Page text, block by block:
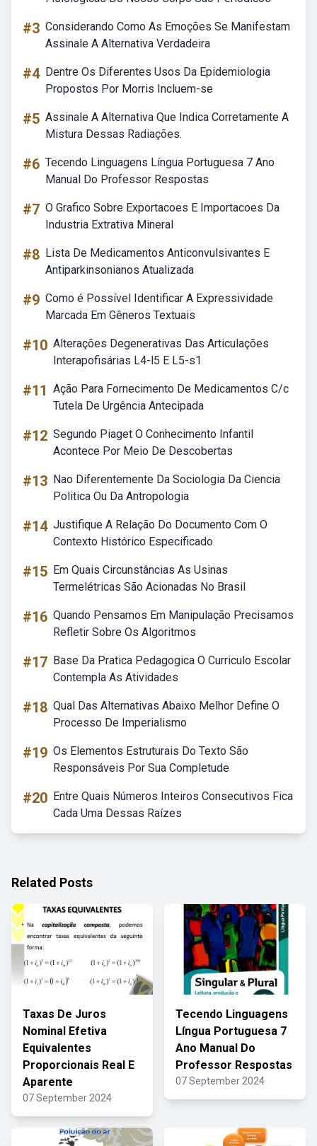
#3 Considerando Como As Emoções Se Manifestam
Assinale A Alternativa Verdadeira
#4 Dentre Os Diferentes Usos Da Epidemiologia
Propostos Por Morris Incluem-se
#5 Assinale A Alternativa Que Indica Corretamente A
Mistura Dessas Radiações.
#6 Tecendo Linguagens Língua Portuguesa 7 Ano
Manual Do Professor Respostas
#7 O Grafico Sobre Exportacoes E Importacoes Da
Industria Extrativa Mineral
#8 Lista De Medicamentos Anticonvulsivantes E
Antiparkinsonianos Atualizada
#9 Como é Possível Identificar A Expressividade
Marcada Em Gêneros Textuais
#10 Alterações Degenerativas Das Articulações
Interapofisárias L4-l5 E L5-s1
#11 Ação Para Fornecimento De Medicamentos C/c
Tutela De Urgência Antecipada
#12 Segundo Piaget O Conhecimento Infantil
Acontece Por Meio De Descobertas
#13 Nao Diferentemente Da Sociologia Da Ciencia
Politica Ou Da Antropologia
#14 Justifique A Relação Do Documento Com O
Contexto Histórico Especificado
#15 Em Quais Circunstâncias As Usinas
Termelétricas São Acionadas No Brasil
#16 Quando Pensamos Em Manipulação Precisamos
Refletir Sobre Os Algoritmos
#17 Base Da Pratica Pedagogica O Curriculo Escolar
Contempla As Atividades
#18 Qual Das Alternativas Abaixo Melhor Define O
Processo De Imperialismo
#19 Os Elementos Estruturais Do Texto São
Responsáveis Por Sua Completude
#20 Entre Quais Números Inteiros Consecutivos Fica
Cada Uma Dessas Raízes
Related Posts
Taxas De Juros
Nominal Efetiva
Equivalentes
Proporcionais Real E
Aparente
07 September 2024
Tecendo Linguagens
Língua Portuguesa 7
Ano Manual Do
Professor Respostas
07 September 2024